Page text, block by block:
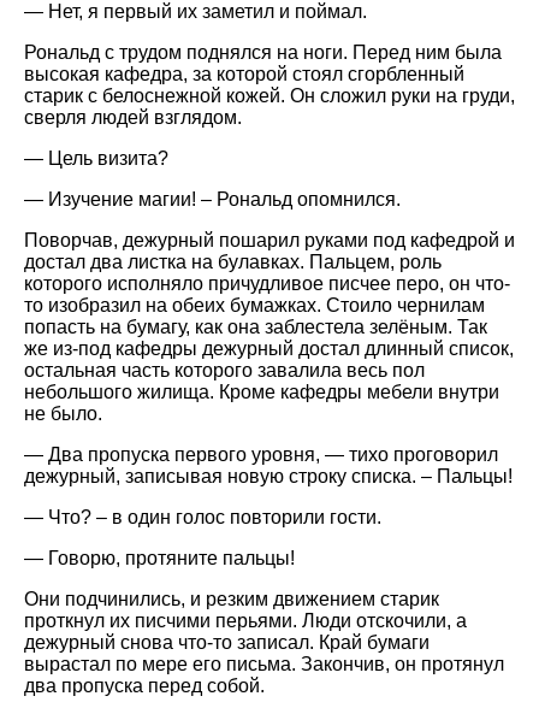
— Нет, я первый их заметил и поймал.
Рональд с трудом поднялся на ноги. Перед ним была
высокая кафедра, за которой стоял сгорбленный
старик с белоснежной кожей. Он сложил руки на груди,
сверля людей взглядом.
— Цель визита?
— Изучение магии! – Рональд опомнился.
Поворчав, дежурный пошарил руками под кафедрой и
достал два листка на булавках. Пальцем, роль
которого исполняло причудливое писчее перо, он что-
то изобразил на обеих бумажках. Стоило чернилам
попасть на бумагу, как она заблестела зелёным. Так
же из-под кафедры дежурный достал длинный список,
остальная часть которого завалила весь пол
небольшого жилища. Кроме кафедры мебели внутри
не было.
— Два пропуска первого уровня, — тихо проговорил
дежурный, записывая новую строку списка. – Пальцы!
— Что? – в один голос повторили гости.
— Говорю, протяните пальцы!
Они подчинились, и резким движением старик
проткнул их писчими перьями. Люди отскочили, а
дежурный снова что-то записал. Край бумаги
вырастал по мере его письма. Закончив, он протянул
два пропуска перед собой.